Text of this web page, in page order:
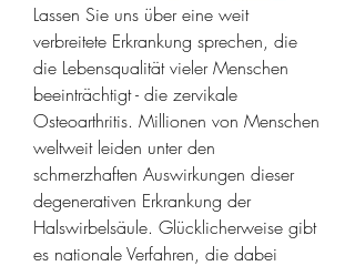
Lassen Sie uns über eine weit
verbreitete Erkrankung sprechen, die
die Lebensqualität vieler Menschen
beeinträchtigt - die zervikale
Osteoarthritis. Millionen von Menschen
weltweit leiden unter den
schmerzhaften Auswirkungen dieser
degenerativen Erkrankung der
Halswirbelsäule. Glücklicherweise gibt
es nationale Verfahren, die dabei